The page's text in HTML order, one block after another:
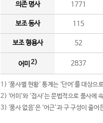
의존 명사 1771
보조 동사 115
보조 형용사 52
어미 2) 2837
1) '품사별 현황' 통계는 '단어'를 대상으
2) ‘어미’와 ‘접사’는 문법적으로 품사에
3) ‘품사 없음’은 ‘어근’과 구 구성이 줄